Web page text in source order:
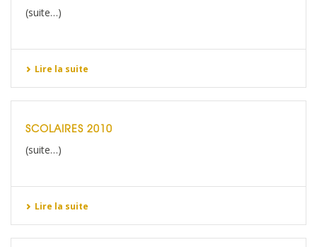
(suite…)
Lire la suite
SCOLAIRES 2010
(suite…)
Lire la suite